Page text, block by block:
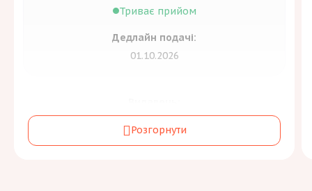
Державна науково-технічна бібліотека
України
Триває прийом
Дедлайн подачі:
01.10.2026
Розгорнути